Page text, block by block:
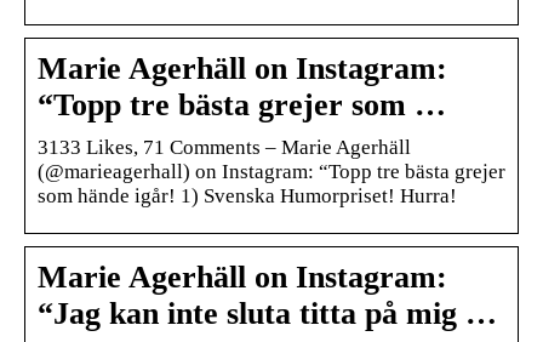
Marie Agerhäll on Instagram:
“Topp tre bästa grejer som …
3133 Likes, 71 Comments – Marie Agerhäll
(@marieagerhall) on Instagram: “Topp tre bästa grejer
som hände igår! 1) Svenska Humorpriset! Hurra!
Marie Agerhäll on Instagram:
“Jag kan inte sluta titta på mig …